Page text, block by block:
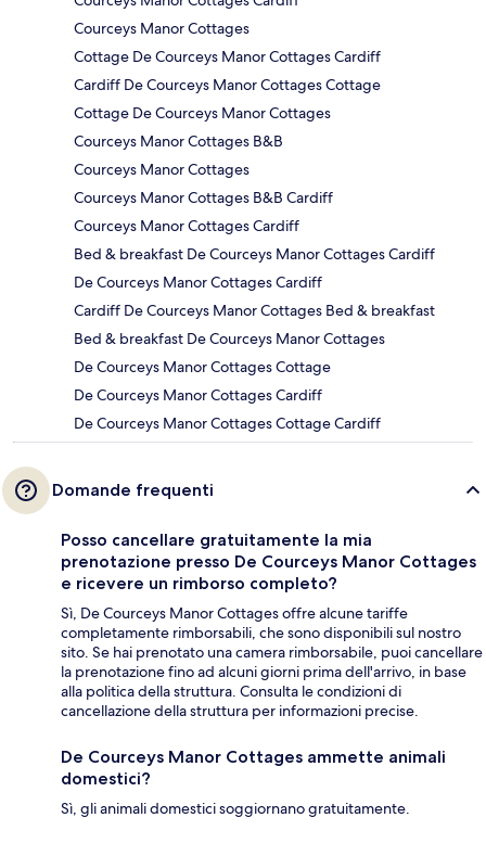
Courceys Manor Cottages
Cottage De Courceys Manor Cottages Cardiff
Cardiff De Courceys Manor Cottages Cottage
Cottage De Courceys Manor Cottages
Courceys Manor Cottages B&B
Courceys Manor Cottages
Courceys Manor Cottages B&B Cardiff
Courceys Manor Cottages Cardiff
Bed & breakfast De Courceys Manor Cottages Cardiff
De Courceys Manor Cottages Cardiff
Cardiff De Courceys Manor Cottages Bed & breakfast
Bed & breakfast De Courceys Manor Cottages
De Courceys Manor Cottages Cottage
De Courceys Manor Cottages Cardiff
De Courceys Manor Cottages Cottage Cardiff
Domande frequenti
Posso cancellare gratuitamente la mia
prenotazione presso De Courceys Manor Cottages
e ricevere un rimborso completo?
Sì, De Courceys Manor Cottages offre alcune tariffe
completamente rimborsabili, che sono disponibili sul nostro
sito. Se hai prenotato una camera rimborsabile, puoi cancellare
la prenotazione fino ad alcuni giorni prima dell'arrivo, in base
alla politica della struttura. Consulta le condizioni di
cancellazione della struttura per informazioni precise.
De Courceys Manor Cottages ammette animali
domestici?
Sì, gli animali domestici soggiornano gratuitamente.